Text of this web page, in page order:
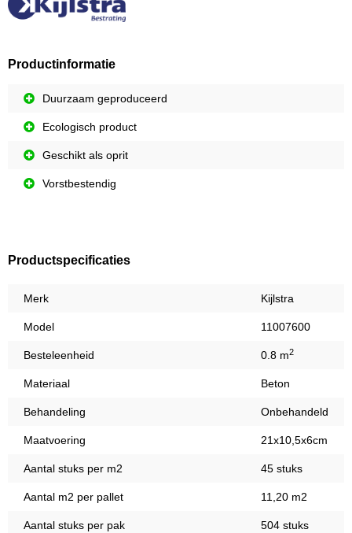
Productinformatie
Duurzaam geproduceerd
Ecologisch product
Geschikt als oprit
Vorstbestendig
Productspecificaties
Merk Kijlstra
Model 11007600
Besteleenheid 0.8 m2
Materiaal Beton
Behandeling Onbehandeld
Maatvoering 21x10,5x6cm
Aantal stuks per m2 45 stuks
Aantal m2 per pallet 11,20 m2
Aantal stuks per pak 504 stuks